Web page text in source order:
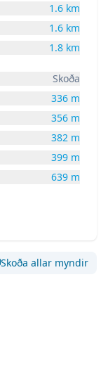
1.6 km
1.6 km
1.8 km
Skoða
336 m
356 m
382 m
399 m
639 m
Skoða allar myndir